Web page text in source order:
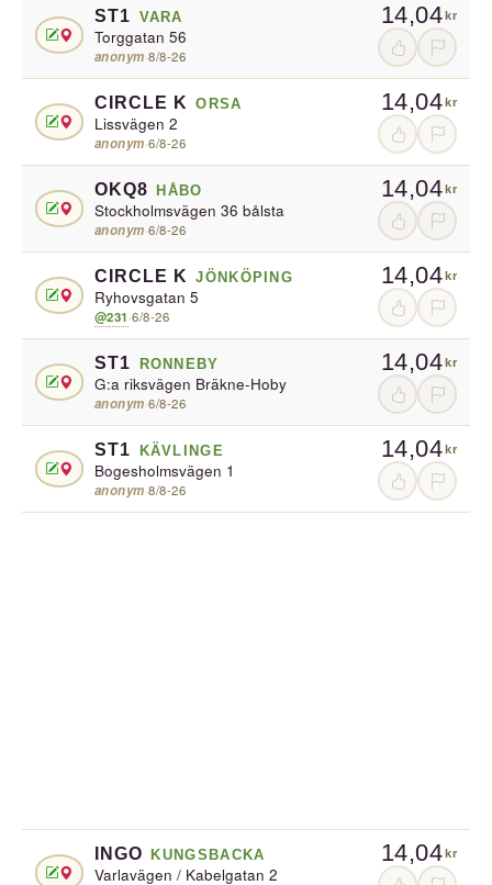
ST1 VARA
Torggatan 56
anonym·8/8-26
14,04kr
CIRCLE K ORSA
Lissvägen 2
anonym·6/8-26
14,04kr
OKQ8 HÅBO
Stockholmsvägen 36 bålsta
anonym·6/8-26
14,04kr
CIRCLE K JÖNKÖPING
Ryhovsgatan 5
@231·6/8-26
14,04kr
ST1 RONNEBY
G:a riksvägen Bräkne-Hoby
anonym·6/8-26
14,04kr
ST1 KÄVLINGE
Bogesholmsvägen 1
anonym·8/8-26
14,04kr
INGO KUNGSBACKA
Varlavägen / Kabelgatan 2
14,04kr